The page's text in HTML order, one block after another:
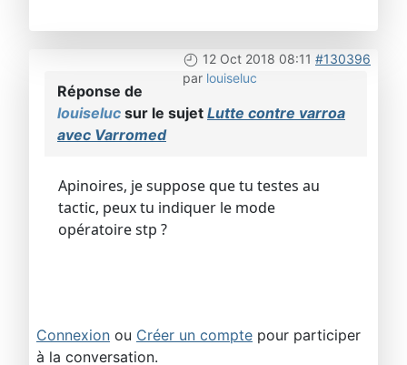
12 Oct 2018 08:11 #130396
par louiseluc
Réponse de
louiseluc sur le sujet Lutte contre varroa
avec Varromed
Apinoires, je suppose que tu testes au
tactic, peux tu indiquer le mode
opératoire stp ?
Connexion ou Créer un compte pour participer
à la conversation.